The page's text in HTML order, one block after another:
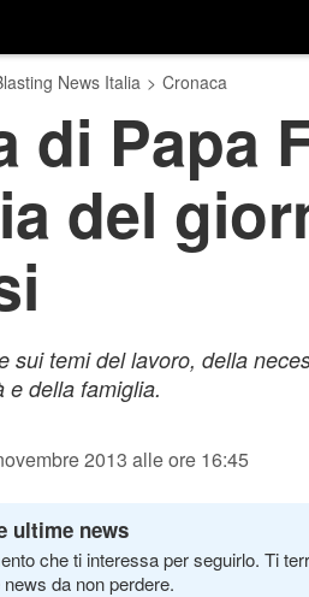
News Italia > Cronaca
di Papa
del
sui temi del lavoro, della
e della famiglia.
2013 alle ore 16:45
ultime news
che ti interessa per seguirlo. Ti
da non perdere.